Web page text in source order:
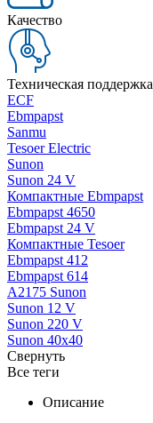
Качество
Техническая поддержка
ECF
Ebmpapst
Sanmu
Tesoer Electric
Sunon
Sunon 24 V
Компактные Ebmpapst
Ebmpapst 4650
Ebmpapst 24 V
Компактные Tesoer
Ebmpapst 412
Ebmpapst 614
A2175 Sunon
Sunon 12 V
Sunon 220 V
Sunon 40x40
Свернуть
Все теги
Описание